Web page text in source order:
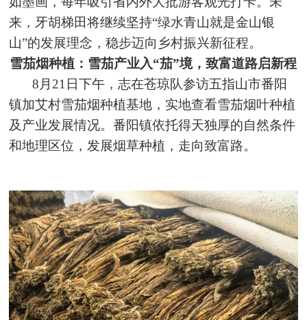
来，牙胡梯田将继续坚持“绿水青山就是金山银
山”的发展理念，稳步迈向乡村振兴新征程。
雪茄烟种植：雪茄产业入“茄”境，致富道路启新程
8月21日下午，志在苍琼队参访五指山市番阳
镇加艾村雪茄烟种植基地，实地查看雪茄烟叶种植
及产业发展情况。番阳镇依托得天独厚的自然条件
和地理区位，发展烟草种植，走向致富路。